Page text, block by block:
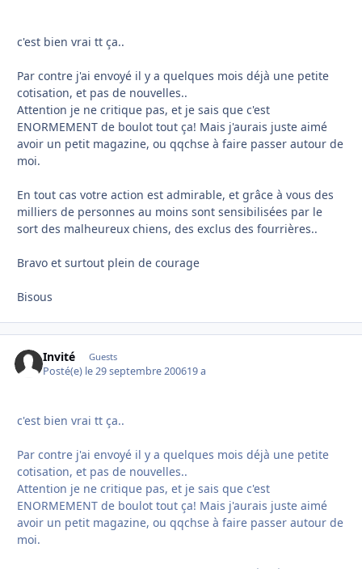
c'est bien vrai tt ça..
Par contre j'ai envoyé il y a quelques mois déjà une petite
cotisation, et pas de nouvelles..
Attention je ne critique pas, et je sais que c'est
ENORMEMENT de boulot tout ça! Mais j'aurais juste aimé
avoir un petit magazine, ou qqchse à faire passer autour de
moi.
En tout cas votre action est admirable, et grâce à vous des
milliers de personnes au moins sont sensibilisées par le
sort des malheureux chiens, des exclus des fourrières..
Bravo et surtout plein de courage
Bisous
Invité Guests
Posté(e) le 29 septembre 200619 a
c'est bien vrai tt ça..
Par contre j'ai envoyé il y a quelques mois déjà une petite
cotisation, et pas de nouvelles..
Attention je ne critique pas, et je sais que c'est
ENORMEMENT de boulot tout ça! Mais j'aurais juste aimé
avoir un petit magazine, ou qqchse à faire passer autour de
moi.